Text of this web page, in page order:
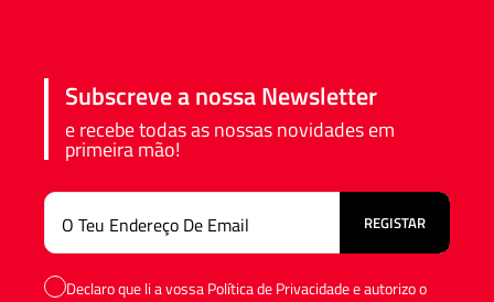
Subscreve a nossa Newsletter
e recebe todas as nossas novidades em
primeira mão!
Declaro que li a vossa Política de Privacidade e autorizo o